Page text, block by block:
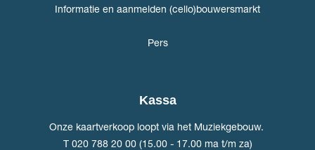
Informatie en aanmelden (cello)bouwersmarkt
Pers
Kassa
Onze kaartverkoop loopt via het Muziekgebouw.
T 020 788 20 00 (15.00 - 17.00 ma t/m za)